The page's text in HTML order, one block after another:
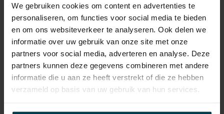
We gebruiken cookies om content en advertenties te
personaliseren, om functies voor social media te bieden
en om ons websiteverkeer te analyseren. Ook delen we
informatie over uw gebruik van onze site met onze
partners voor social media, adverteren en analyse. Deze
partners kunnen deze gegevens combineren met andere
informatie die u aan ze heeft verstrekt of die ze hebben
verzameld op basis van uw gebruik van hun services.
aangegeven 5 mm profieldiepte van de banden kan je
ook vraagtekens bij zetten. Uiteindelijk toch de auto
gekocht.
-Frans uit Warmenhuizen